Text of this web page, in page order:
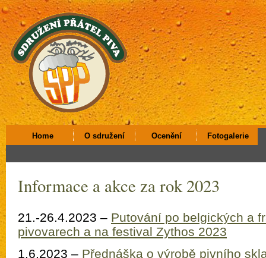
Home O sdružení Ocenění Fotogalerie
Informace a akce za rok 2023
21.-26.4.2023 – Putování po belgických a
pivovarech a na festival Zythos 2023
1.6.2023 – Přednáška o výrobě pivního